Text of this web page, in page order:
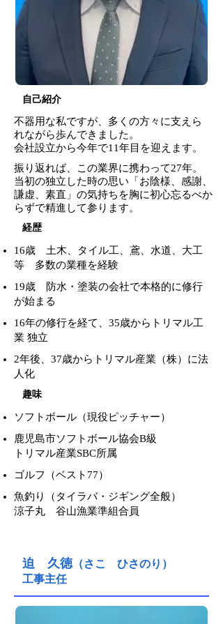
​自己紹介
不器用な私ですが、多くの方々に支えら
れながら歩んできました。
会社設立から今年で11年目を迎えます。
振り返れば、この業界に携わって27年。
当初の独立した時の思い「お陰様、感謝、
謙虚、素直」の気持ちを胸に初心忘るべか
らずで精進して参ります。
​経歴
16歳 土木、タイル工、鳶、水道、大工
等 多数の業種を経験
19歳 防水・塗装の会社で本格的に修行
が始まる
16年の修行を経て、35歳からトリマル工
業 独立
2年後、37歳からトリマル産業（株）に法
人化
趣味
ソフトボール（現役ピッチャー）
鹿児島市ソフトボール協会B級
トリマル産業SBC所属
ゴルフ（ベスト77）
魚釣り（タイラバ・ジギング全般）
涼子丸 谷山漁業準組合員
迫 久徳（さこ ひさのり）
工事主任